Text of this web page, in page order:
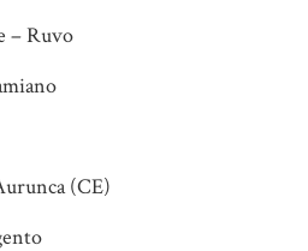
– Ruvo
(CE)